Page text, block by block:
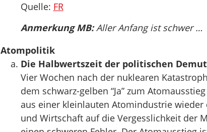
Quelle: FR
Anmerkung MB:Aller Anfang ist schwer …
Atompolitik
Die Halbwertszeit der politischen Demut
Vier Wochen nach der nuklearen
dem schwarz-gelben “Ja” zum
aus einer kleinlauten Atomindustrie
und Wirtschaft auf die Vergesslichkeit der